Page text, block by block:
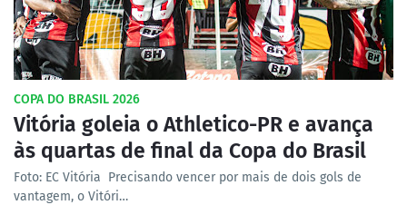
COPA DO BRASIL 2026
Vitória goleia o Athletico-PR e avança
às quartas de final da Copa do Brasil
Foto: EC Vitória Precisando vencer por mais de dois gols de
vantagem, o Vitóri…